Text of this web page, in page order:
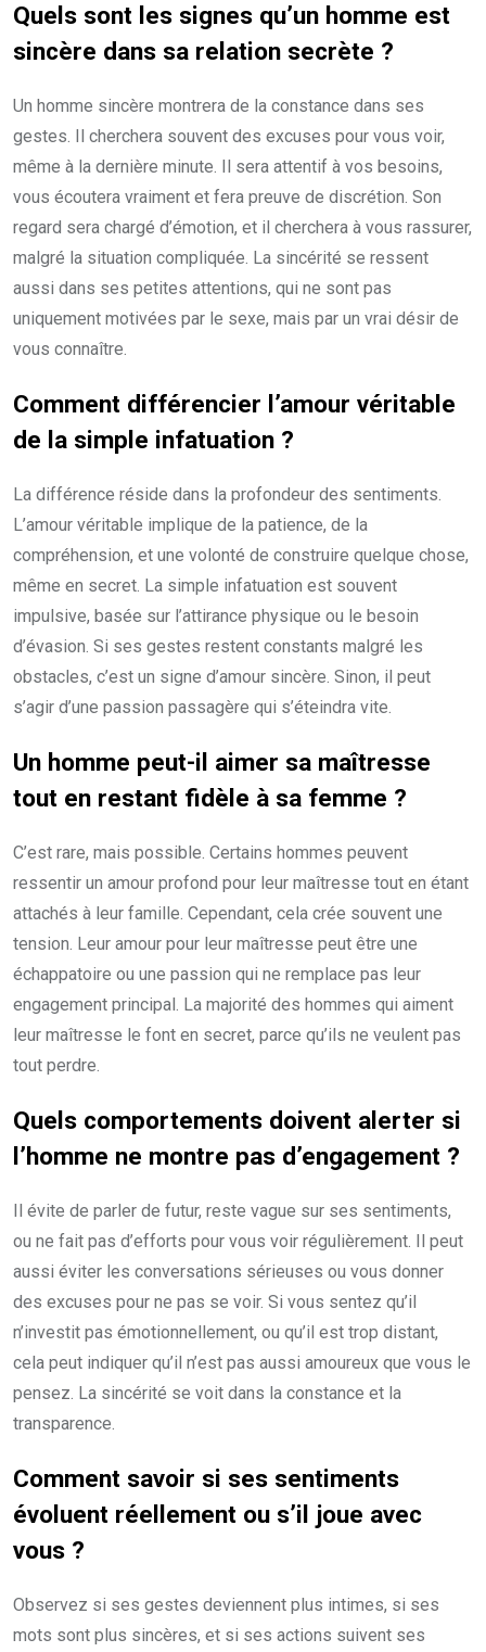
Quels sont les signes qu’un homme est
sincère dans sa relation secrète ?
Un homme sincère montrera de la constance dans ses
gestes. Il cherchera souvent des excuses pour vous voir,
même à la dernière minute. Il sera attentif à vos besoins,
vous écoutera vraiment et fera preuve de discrétion. Son
regard sera chargé d’émotion, et il cherchera à vous rassurer,
malgré la situation compliquée. La sincérité se ressent
aussi dans ses petites attentions, qui ne sont pas
uniquement motivées par le sexe, mais par un vrai désir de
vous connaître.
Comment différencier l’amour véritable
de la simple infatuation ?
La différence réside dans la profondeur des sentiments.
L’amour véritable implique de la patience, de la
compréhension, et une volonté de construire quelque chose,
même en secret. La simple infatuation est souvent
impulsive, basée sur l’attirance physique ou le besoin
d’évasion. Si ses gestes restent constants malgré les
obstacles, c’est un signe d’amour sincère. Sinon, il peut
s’agir d’une passion passagère qui s’éteindra vite.
Un homme peut-il aimer sa maîtresse
tout en restant fidèle à sa femme ?
C’est rare, mais possible. Certains hommes peuvent
ressentir un amour profond pour leur maîtresse tout en étant
attachés à leur famille. Cependant, cela crée souvent une
tension. Leur amour pour leur maîtresse peut être une
échappatoire ou une passion qui ne remplace pas leur
engagement principal. La majorité des hommes qui aiment
leur maîtresse le font en secret, parce qu’ils ne veulent pas
tout perdre.
Quels comportements doivent alerter si
l’homme ne montre pas d’engagement ?
Il évite de parler de futur, reste vague sur ses sentiments,
ou ne fait pas d’efforts pour vous voir régulièrement. Il peut
aussi éviter les conversations sérieuses ou vous donner
des excuses pour ne pas se voir. Si vous sentez qu’il
n’investit pas émotionnellement, ou qu’il est trop distant,
cela peut indiquer qu’il n’est pas aussi amoureux que vous le
pensez. La sincérité se voit dans la constance et la
transparence.
Comment savoir si ses sentiments
évoluent réellement ou s’il joue avec
vous ?
Observez si ses gestes deviennent plus intimes, si ses
mots sont plus sincères, et si ses actions suivent ses